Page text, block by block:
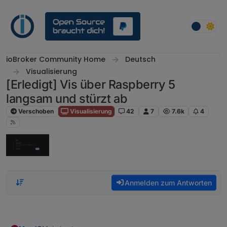
ioBroker Community Home
Deutsch
Visualisierung
[Erledigt] Vis über Raspberry 5
langsam und stürzt ab
Verschoben Visualisierung 42 7 7.6k 4
Anmelden zum Antworten